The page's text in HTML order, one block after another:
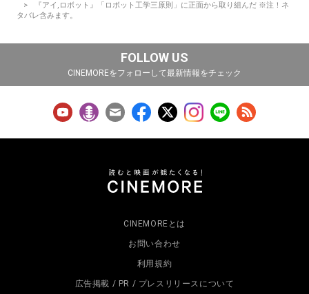
『アイ,ロボット』「ロボット工学三原則」に正面から取り組んだ ※注！ネ
タバレ含みます。
FOLLOW US
CINEMOREをフォローして最新情報をチェック
CINEMOREとは
お問い合わせ
利用規約
広告掲載 / PR / プレスリリースについて